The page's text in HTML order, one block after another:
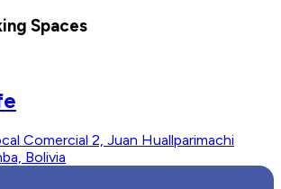
Spaces
Comercial 2, Juan Huallparimachi
Bolivia